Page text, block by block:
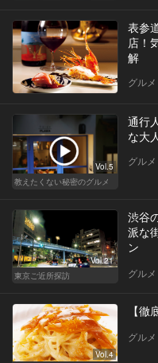
表参
店！
解
グルメ
Vol.5
教えたくない秘密のグルメ
通行
な大
グルメ
Vol.21
東京ご近所探訪
渋谷
派な
ン
グルメ
Vol.4
【
グルメ